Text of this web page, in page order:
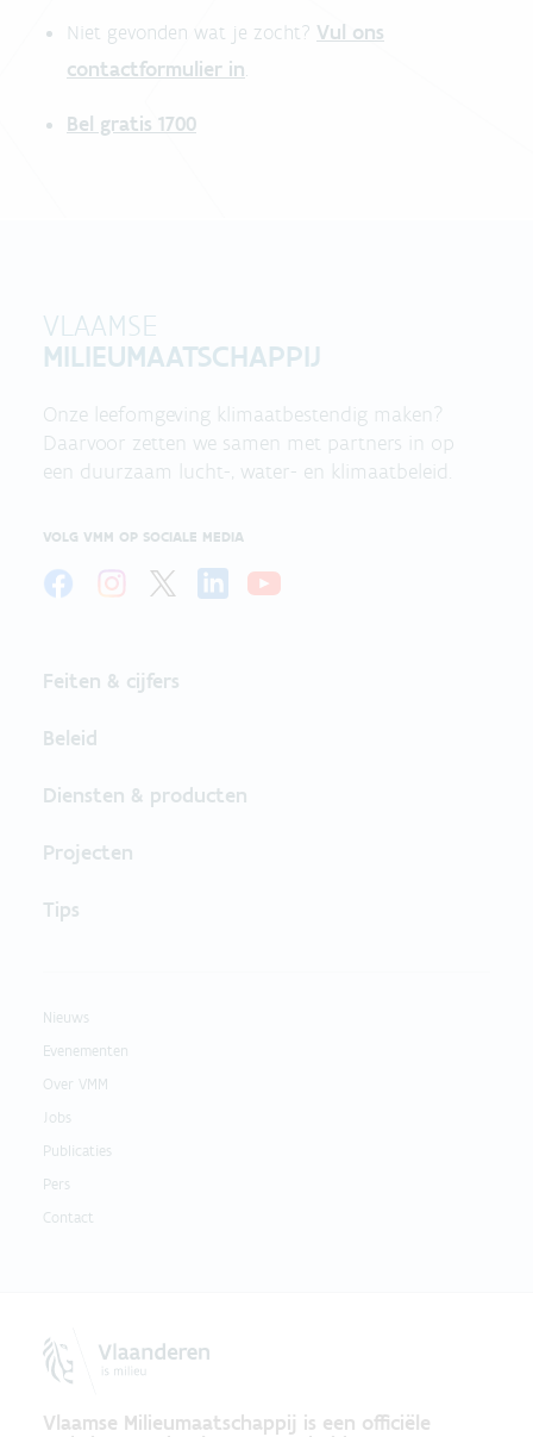
Niet gevonden wat je zocht? Vul ons
contactformulier in
Bel gratis 1700
VLAAMSE
MILIEUMAATSCHAPPIJ
Onze leefomgeving klimaatbestendig maken?
Daarvoor zetten we samen met partners in op
een duurzaam lucht-, water- en klimaatbeleid.
VOLG VMM OP SOCIALE MEDIA
Feiten & cijfers
Beleid
Diensten & producten
Projecten
Tips
Nieuws
Evenementen
Over VMM
Jobs
Publicaties
Pers
Contact
Vlaamse Milieumaatschappij is een officiële